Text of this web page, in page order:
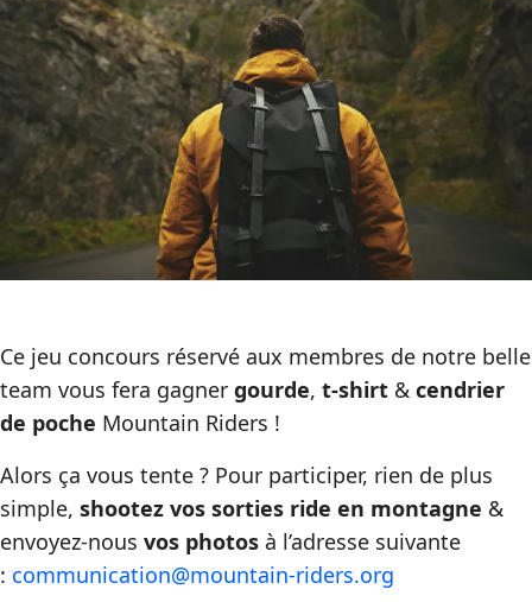
Ce jeu concours réservé aux membres de notre belle
team vous fera gagner gourde, t-shirt & cendrier
de poche Mountain Riders !
Alors ça vous tente ? Pour participer, rien de plus
simple, shootez vos sorties ride en montagne &
envoyez-nous vos photos à l’adresse suivante
: communication@mountain-riders.org